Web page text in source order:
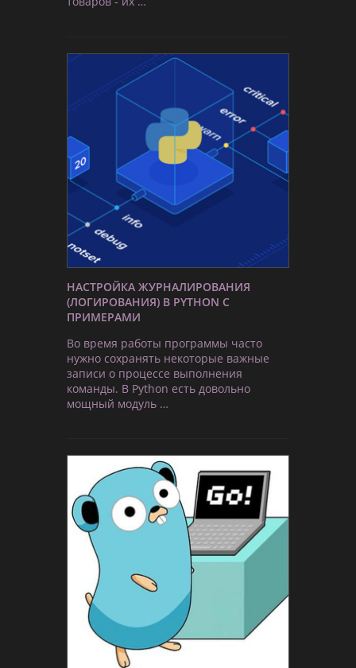
НАСТРОЙКА ЖУРНАЛИРОВАНИЯ
(ЛОГИРОВАНИЯ) В PYTHON С
ПРИМЕРАМИ
Во время работы программы часто
нужно сохранять некоторые важные
записи о процессе выполнения
команды. В Python есть довольно
мощный модуль …